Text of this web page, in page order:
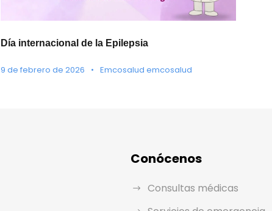
Día internacional de la Epilepsia
9 de febrero de 2026 • Emcosalud emcosalud
Conócenos
Consultas médicas